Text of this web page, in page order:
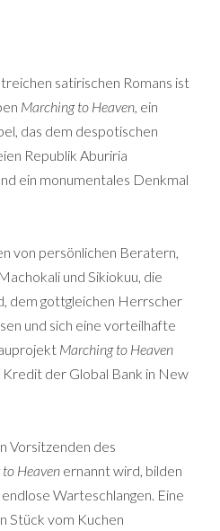
satirischen Romans ist
Marching to Heaven, ein
das dem despotischen
Republik Aburiria
ein monumentales Denkmal
von persönlichen Beratern,
und Sikiokuu, die
dem gottgleichen Herrscher
und sich eine vorteilhafte
Marching to Heaven
der Global Bank in New
Vorsitzenden des
Heaven ernannt wird, bilden
Warteschlangen. Eine
Stück vom Kuchen